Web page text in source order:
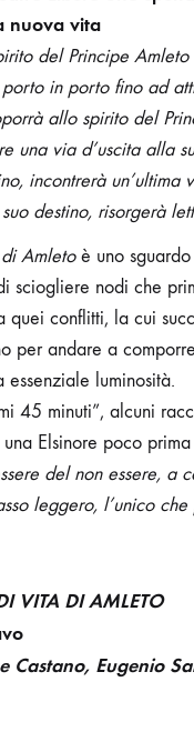
nuova vita
del Principe
in porto fino ad
allo spirito del
una via d’uscita alla
incontrerà
destino, risorgerà
Amletoè uno
sciogliere nodi che
quei conflitti, la cui
per andare a
luminosità.
45 minuti”, alcuni
Elsinore poco
del non essere,
leggero, l’unico
VITA DI AMLETO
Castano, Eugenio